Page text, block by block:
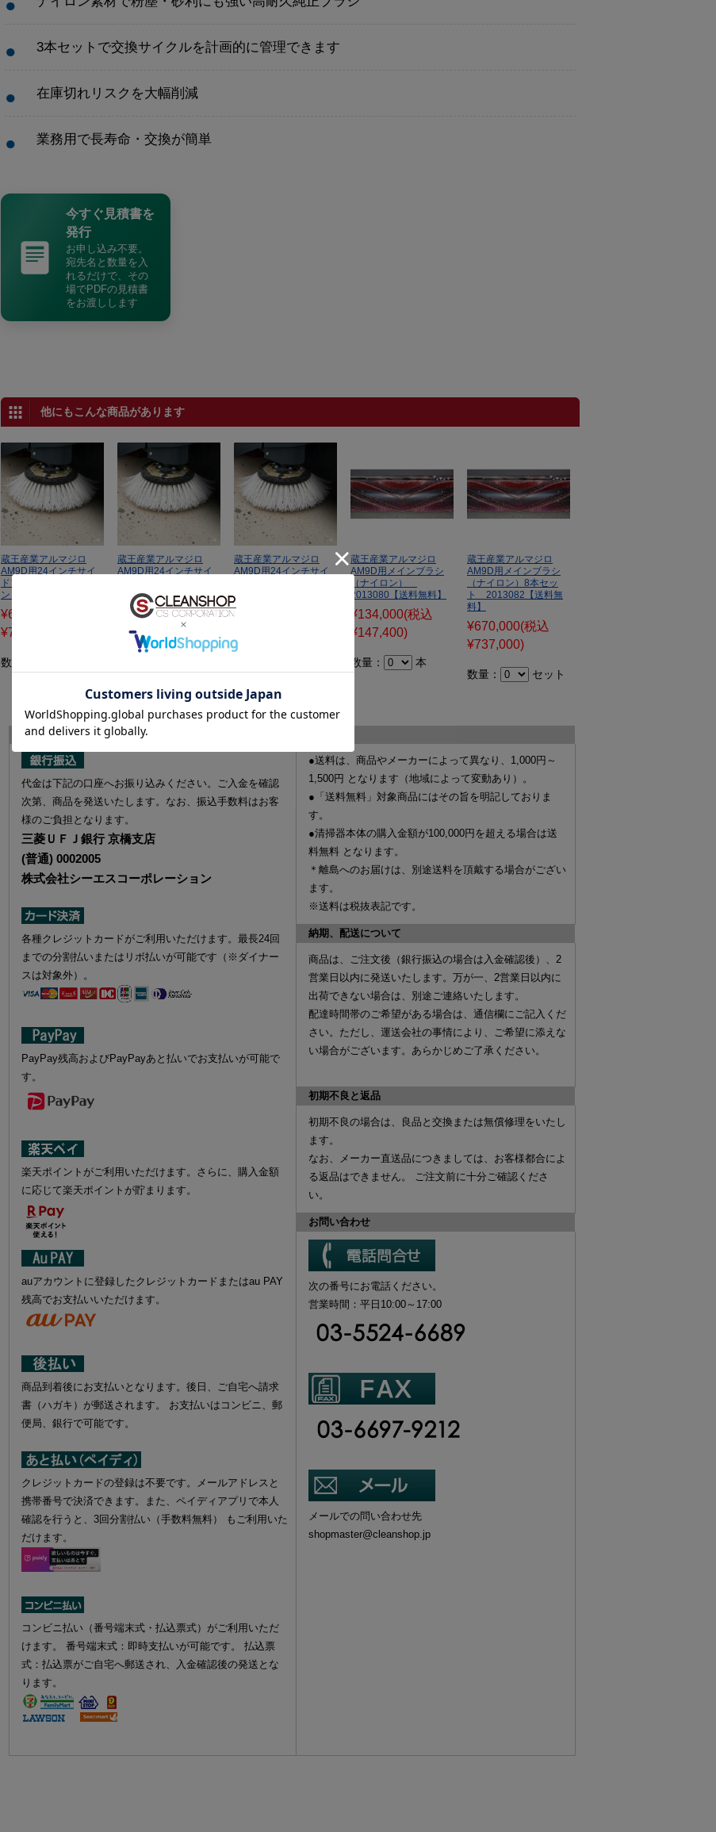
3本セットで交換サイクルを計画的に管理できます
在庫切れリスクを大幅削減
業務用で長寿命・交換が簡単
今すぐ見積書を
発行
お申し込み不要。
宛先名と数量を入
れるだけで、その
場でPDFの見積書
をお渡しします
他にもこんな商品があります
蔵王産業アルマジロ
AM9D用24インチサイ
ドブラシ（ナイロ
ン） 2013085
¥64,000
¥70,400)
数量：
蔵王産業アルマジロ
AM9D用24インチサイ
本セット 2013086
¥128,000 (税込
¥140,800)
蔵王産業アルマジロ
AM9D用24インチサイ
本セット 2013087
蔵王産業アルマジロ
AM9D用メインブラシ
（ナイロン）
2013080【送料無料】
¥134,000(税込
¥147,400)
数量： 本
蔵王産業アルマジロ
AM9D用メインブラシ
（ナイロン）8本セッ
ト 2013082【送料無
料】
¥670,000(税込
¥737,000)
数量： セット
お支払い方法
代金は下記の口座へお振り込みください。ご入金を確認
次第、商品を発送いたします。なお、振込手数料はお客
様のご負担となります。
三菱ＵＦＪ銀行 京橋支店
(普通) 0002005
株式会社シーエスコーポレーション
各種クレジットカードがご利用いただけます。最長24回
までの分割払いまたはリボ払いが可能です（※ダイナー
スは対象外）。
PayPay残高およびPayPayあと払いでお支払いが可能で
す。
楽天ポイントがご利用いただけます。さらに、購入金額
に応じて楽天ポイントが貯まります。
auアカウントに登録したクレジットカードまたはau PAY
残高でお支払いいただけます。
商品到着後にお支払いとなります。後日、ご自宅へ請求
書（ハガキ）が郵送されます。 お支払いはコンビニ、郵
便局、銀行で可能です。
クレジットカードの登録は不要です。メールアドレスと
携帯番号で決済できます。また、ペイディアプリで本人
確認を行うと、3回分割払い（手数料無料） もご利用いた
だけます。
コンビニ払い（番号端末式・払込票式）がご利用いただ
けます。 番号端末式：即時支払いが可能です。 払込票
式：払込票がご自宅へ郵送され、入金確認後の発送とな
ります。
●送料は、商品やメーカーによって異なり、 1,000円～
1,500円 となります（地域によって変動あり）。
●「送料無料」対象商品にはその旨を明記しておりま
す。
●清掃器本体の購入金額が100,000円を超える場合は送
料無料 となります。
＊離島へのお届けは、別途送料を頂戴する場合がござい
ます。
※送料は税抜表記です。
納期、配送について
商品は、ご注文後（銀行振込の場合は入金確認後 ）、 2
営業日以内に発送いたします。万が一、2営業日以内に
出荷できない場合は、別途ご連絡いたします。
配達時間帯のご希望がある場合は、 通信欄にご記入くだ
さい。ただし、運送会社の事情により、ご希望に添えな
い場合がございます。あらかじめご了承ください。
初期不良と返品
初期不良の場合は、 良品と交換 または無償修理をいたし
ます。
なお、
メーカー直送品につきましては、お客様都合によ
る返品はできません。 ご注文前に十分ご確認くださ
い。
お問い合わせ
次の番号にお電話ください。
営業時間：平日10:00～17:00
メールでの問い合わせ先
shopmaster@cleanshop.jp